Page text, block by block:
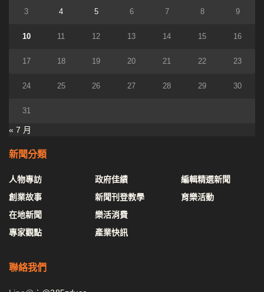
3 4 5 6 7 8 9
10 11 12 13 14 15 16
17 18 19 20 21 22 23
24 25 26 27 28 29 30
31
« 7 月
新聞分類
人物專訪
創業故事
在地新聞
專家觀點
政府佳績
新聞刊登教學
樂活消費
產業快訊
編輯精選新聞
育樂活動
聯絡我們